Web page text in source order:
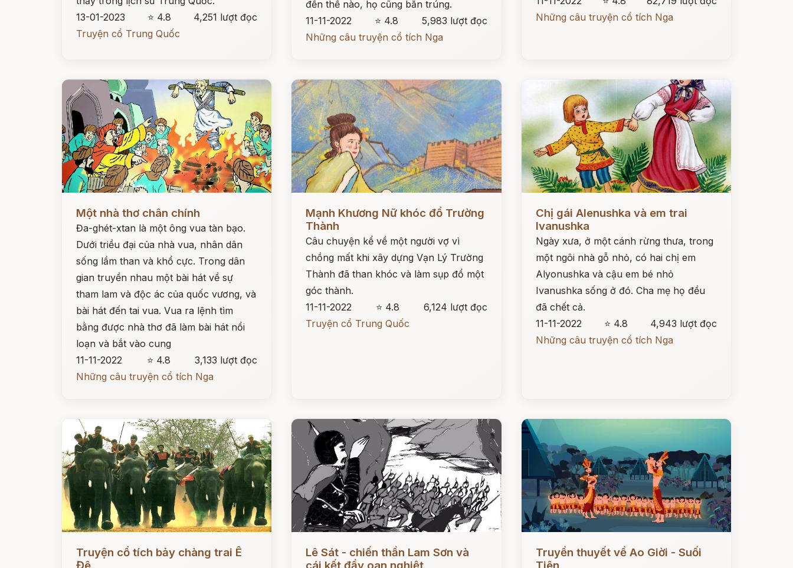
13-01-2023
⭐ 4.8
4,251 lượt đọc
Truyện cổ Trung Quốc
đến thế nào, họ cũng bắn trúng.
11-11-2022
⭐ 4.8
5,983 lượt đọc
Những câu truyện cổ tích Nga
Những câu truyện cổ tích Nga
Một nhà thơ chân chính
Đa-ghét-xtan là một ông vua tàn bạo.
Dưới triều đại của nhà vua, nhân dân
sống lầm than và khổ cực. Trong dân
gian truyền nhau một bài hát về sự
tham lam và độc ác của quốc vương, và
bài hát đến tai vua. Vua ra lệnh tìm
bằng được nhà thơ đã làm bài hát nổi
loạn và bắt vào cung
11-11-2022
⭐ 4.8
3,133 lượt đọc
Những câu truyện cổ tích Nga
Mạnh Khương Nữ khóc đổ Trường
Thành
Câu chuyện kể về một người vợ vì
chồng mất khi xây dựng Vạn Lý Trường
Thành đã than khóc và làm sụp đổ một
góc thành.
11-11-2022
⭐ 4.8
6,124 lượt đọc
Truyện cổ Trung Quốc
Chị gái Alenushka và em trai
Ivanushka
Ngày xưa, ở một cánh rừng thưa, trong
một ngôi nhà gỗ nhỏ, có hai chị em
Alyonushka và cậu em bé nhỏ
Ivanushka sống ở đó. Cha mẹ họ đều
đã chết cả.
11-11-2022
⭐ 4.8
4,943 lượt đọc
Những câu truyện cổ tích Nga
Truyện cổ tích bảy chàng trai Ê
Lê Sát - chiến thần Lam Sơn và
Đọc ngay
Truyền thuyết về Ao Giời - Suối